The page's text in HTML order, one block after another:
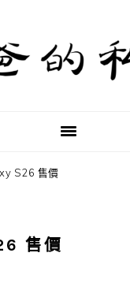
S26 售價
售價